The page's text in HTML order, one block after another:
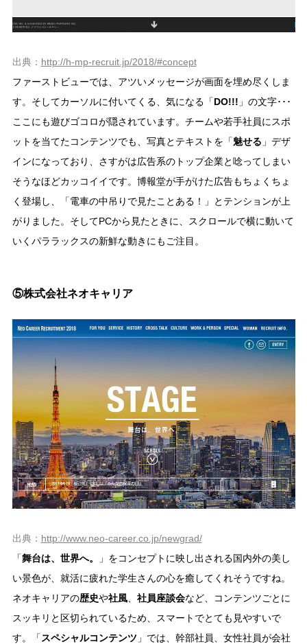
出典： http://h-mp-recruit.jp/2018/#concept
ファーストビューでは、アツいメッセージが画面を埋め尽くしま
す。そしてカーソルに付いてくる、気になる「DO!!! 」の文字･･･
ここにも遊びゴコロが隠されています。チームや若手社員にスポ
ットを当てたコンテンツでも、写真とテキストを「魅せる 」デザ
インになっており、さすがは広告系のトップ企業と唸ってしまい
そうなほどカッコイイです。博報堂が手がけた広告もちょくちょ
く登場し、「電車の中吊りで見たことある！」とテンションが上
がりました。そしてPCから見たときに、スクロールで横に動いて
いくパララックスの新鮮な動きにもご注目。
⑤株式会社ネオキャリア
出典： http://www.neo-career.co.jp/newgrad/
「舞台は、世界へ。
」をコンセプトに映し出される国内外の美し
い景色が、就活に疲れた学生さんの心を癒してくれそうですね。
ネオキャリアの歴史や社風、 社員座談会など、コンテンツごとに
スッキリと区切られているため、スマートでとても見やすいで
す。「 スペシャルコンテンツ 」では、幹部社員、女性社員が会社